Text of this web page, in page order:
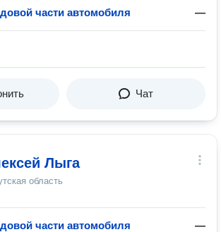
части автомобиля —
Чат
Лыга
область
части автомобиля —